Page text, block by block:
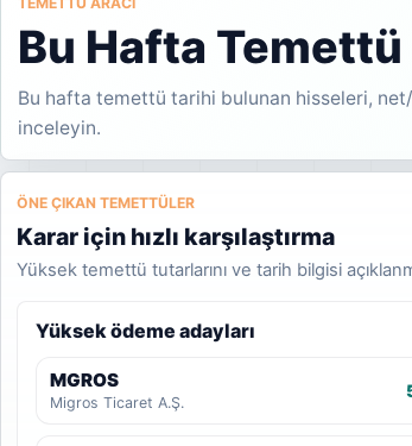
Bu Hafta
Bu hafta temettü tarihi bulunan hisseleri,
inceleyin.
ÖNE ÇIKAN TEMETTÜLER
Karar için hızlı karşılaştırma
Yüksek temettü tutarlarını ve tarih bilgisi
Yüksek ödeme adayları
MGROS
Migros Ticaret A.Ş.